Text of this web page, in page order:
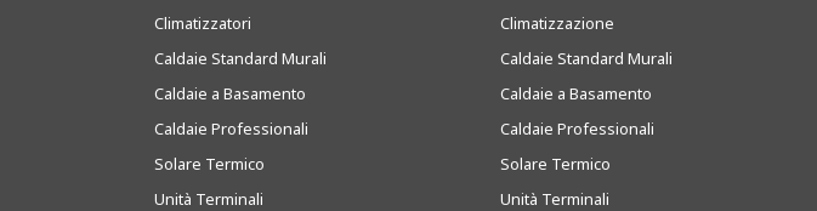
Climatizzatori
Caldaie Standard Murali
Caldaie a Basamento
Caldaie Professionali
Solare Termico
Unità Terminali
Climatizzazione
Caldaie Standard Murali
Caldaie a Basamento
Caldaie Professionali
Solare Termico
Unità Terminali